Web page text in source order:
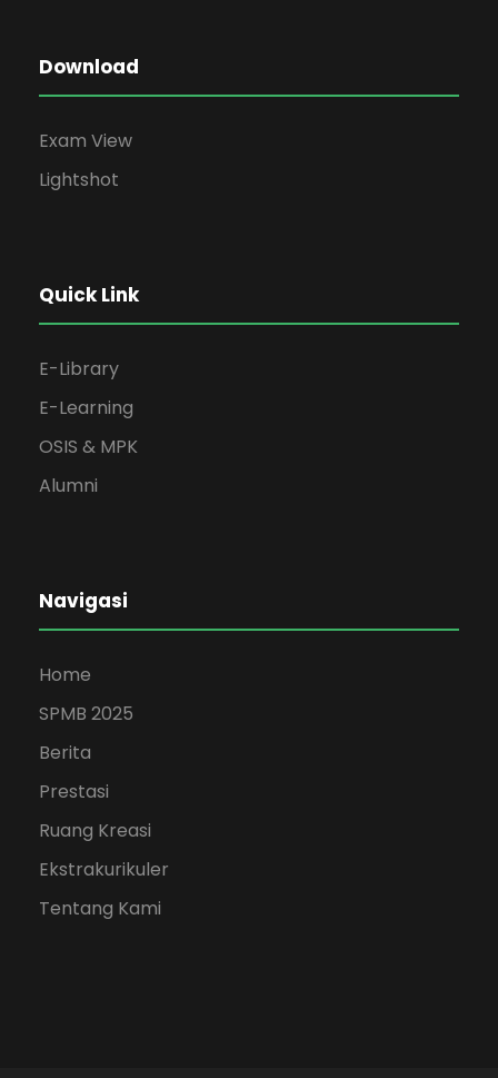
Download
Exam View
Lightshot
Quick Link
E-Library
E-Learning
OSIS & MPK
Alumni
Navigasi
Home
SPMB 2025
Berita
Prestasi
Ruang Kreasi
Ekstrakurikuler
Tentang Kami